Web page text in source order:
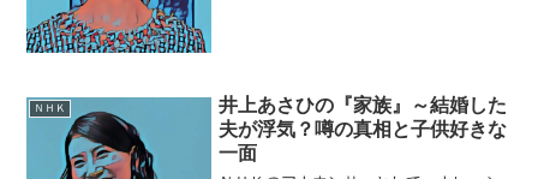
ＮＨＫ
井上あさひの『家族』～結婚した
夫が浮気？噂の真相と子供好きな
一面